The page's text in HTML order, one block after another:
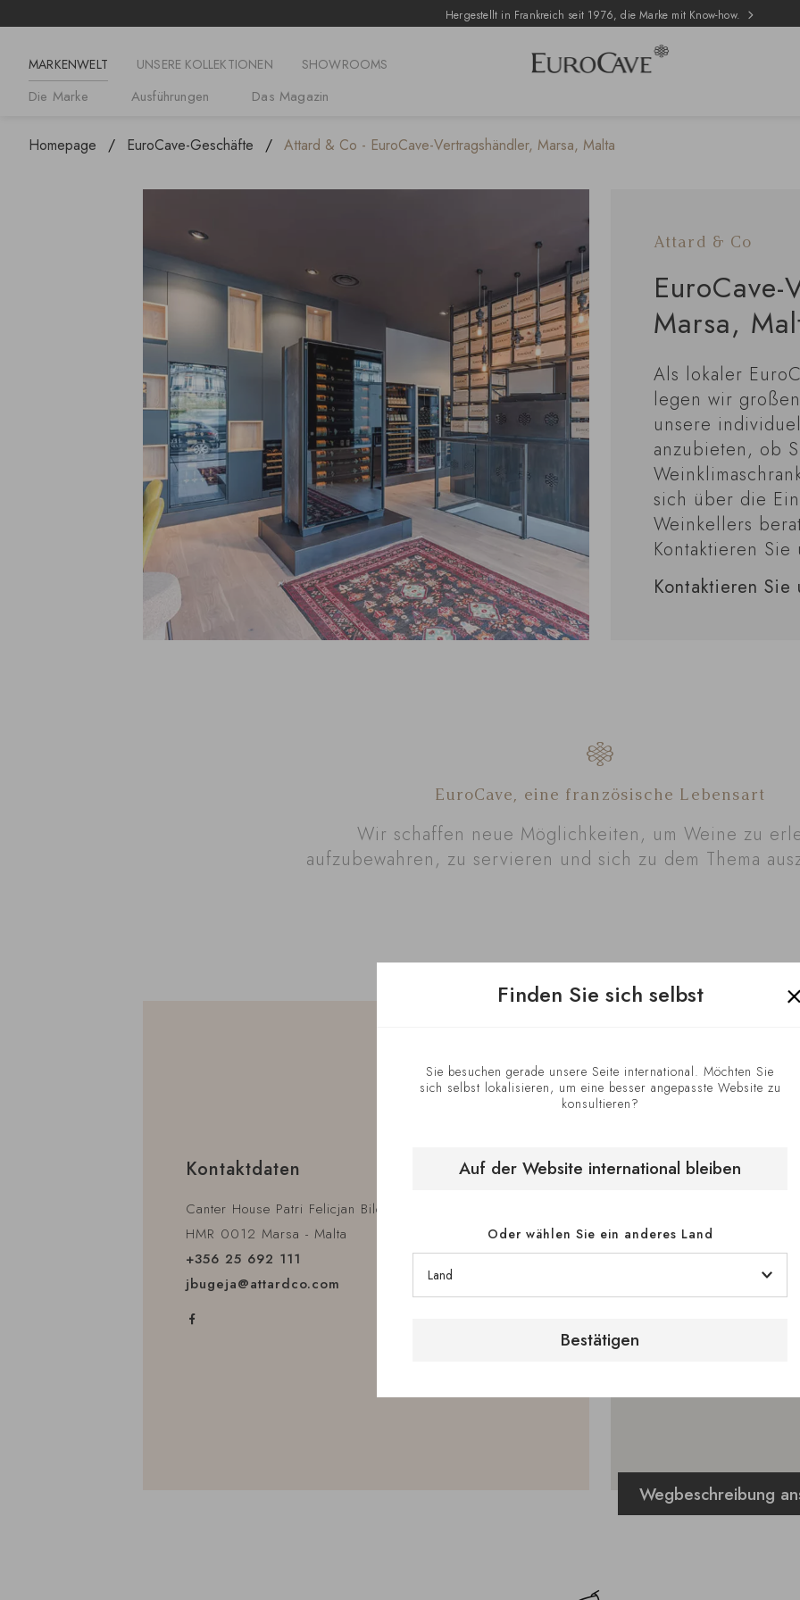
Hergestellt in Frankreich seit 1976, die Marke mit Know-how.
MARKENWELT
Die Marke Ausführungen Das Magazin
UNSERE KOLLEKTIONEN SHOWROOMS
Homepage EuroCave-Geschäfte Attard & Co - EuroCave-Vertragshändler, Marsa, Malta
Attard & Co
EuroCave-
Marsa,
Als lokaler
legen wir
unsere
anzubieten, ob
sich über die
Weinkellers
Kontaktieren Sie
Kontaktieren Sie
EuroCave, eine französische Lebensart
Wir schaffen neue Möglichkeiten, um Weine zu
aufzubewahren, zu servieren und sich zu dem Thema
Wegbeschreibung
Kontaktdaten
Canter House Patri Felicjan Bilocca Street
HMR 0012 Marsa - Malta
+356 25 692 111
jbugeja@attardco.com
Finden Sie sich selbst
Sie besuchen gerade unsere Seite international. Möchten Sie
sich selbst lokalisieren, um eine besser angepasste Website zu
konsultieren?
Auf der Website international bleiben
Oder wählen Sie ein anderes Land
Bestätigen